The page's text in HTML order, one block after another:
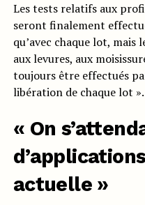
Les tests relatifs aux
seront finalement
qu’avec chaque lot, mais
aux levures, aux
toujours être effectués
libération de chaque lot ».
« On
actuelle »